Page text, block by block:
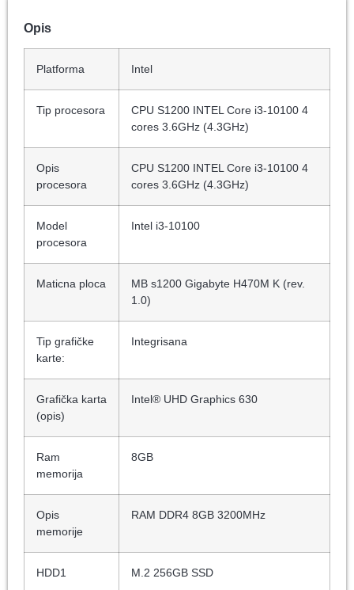
Opis
Platforma Intel
Tip procesora
CPU S1200 INTEL Core i3-10100 4
cores 3.6GHz (4.3GHz)
Opis
procesora
CPU S1200 INTEL Core i3-10100 4
cores 3.6GHz (4.3GHz)
Model
procesora
Intel i3-10100
Maticna ploca
MB s1200 Gigabyte H470M K (rev.
1.0)
Tip grafičke
karte:
Integrisana
Grafička karta
(opis)
Intel® UHD Graphics 630
Ram
memorija
8GB
Opis
memorije
RAM DDR4 8GB 3200MHz
HDD1 M.2 256GB SSD